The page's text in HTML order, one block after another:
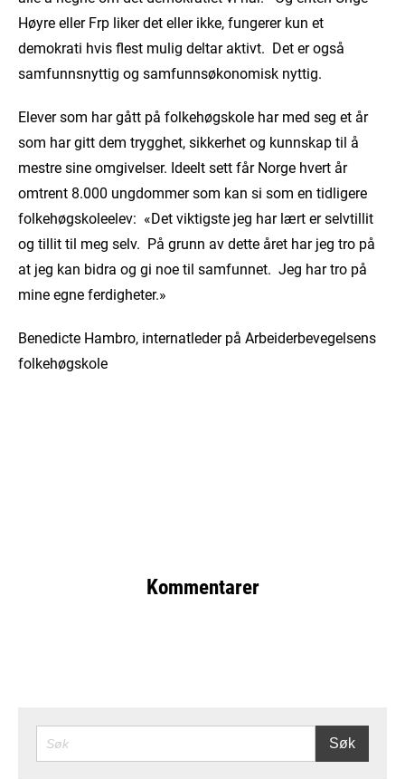
Høyre eller Frp liker det eller ikke, fungerer kun et
demokrati hvis flest mulig deltar aktivt. Det er også
samfunnsnyttig og samfunnsøkonomisk nyttig.
Elever som har gått på folkehøgskole har med seg et år
som har gitt dem trygghet, sikkerhet og kunnskap til å
mestre sine omgivelser. Ideelt sett får Norge hvert år
omtrent 8.000 ungdommer som kan si som en tidligere
folkehøgskoleelev: «Det viktigste jeg har lært er selvtillit
og tillit til meg selv. På grunn av dette året har jeg tro på
at jeg kan bidra og gi noe til samfunnet. Jeg har tro på
mine egne ferdigheter.»
Benedicte Hambro, internatleder på Arbeiderbevegelsens
folkehøgskole
Kommentarer
SØK Søk